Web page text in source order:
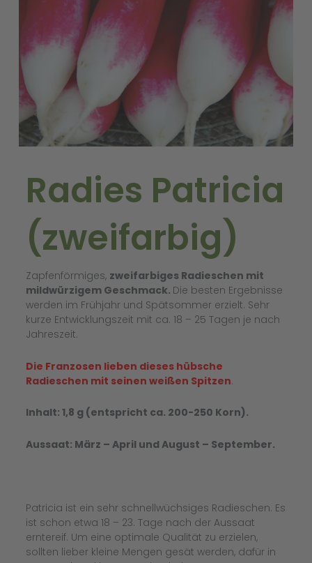
Radies Patricia
(zweifarbig)
Zapfenförmiges, zweifarbiges Radieschen mit
mildwürzigem Geschmack. Die besten Ergebnisse
werden im Frühjahr und Spätsommer erzielt. Sehr
kurze Entwicklungszeit mit ca. 18 – 25 Tagen je nach
Jahreszeit.
Die Franzosen lieben dieses hübsche
Radieschen mit seinen weißen Spitzen.
Inhalt: 1,8 g (entspricht ca. 200-250 Korn).
Aussaat: März – April und August – September.
Patricia ist ein sehr schnellwüchsiges Radieschen. Es
ist schon etwa 18 – 23. Tage nach der Aussaat
erntereif. Um eine optimale Qualität zu erzielen,
sollten lieber kleine Mengen gesät werden, dafür in